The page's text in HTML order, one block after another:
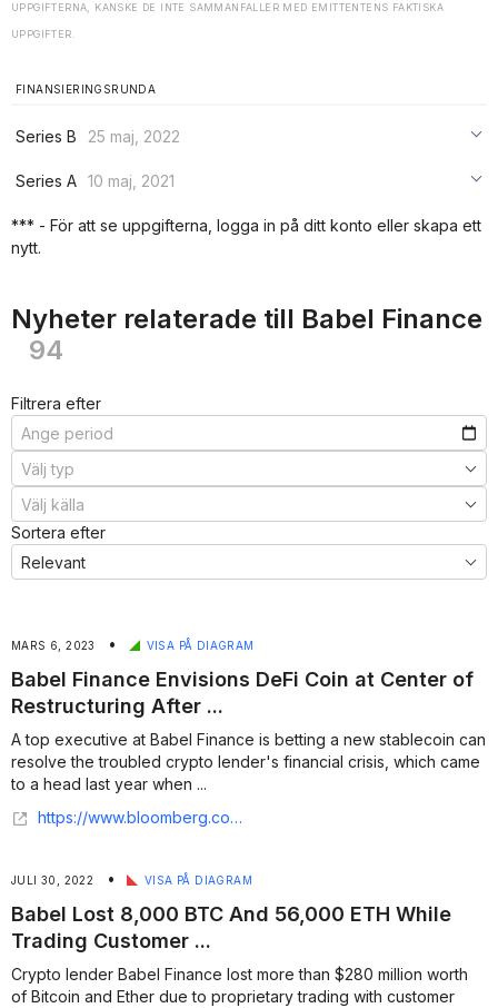
UPPGIFTERNA, KANSKE DE INTE SAMMANFALLER MED EMITTENTENS FAKTISKA
UPPGIFTER.
FINANSIERINGSRUNDA
Series B
25 maj, 2022
***
Series A 10 maj, 2021
***
*** - För att se uppgifterna, logga in på ditt konto eller skapa ett
nytt.
Nyheter relaterade till Babel Finance
94
Filtrera efter
Sortera efter
MARS 6, 2023 • VISA PÅ DIAGRAM
Babel Finance Envisions DeFi Coin at Center of
Restructuring After ...
A top executive at Babel Finance is betting a new stablecoin can
resolve the troubled crypto lender's financial crisis, which came
to a head last year when ...
https://www.bloomberg.com/news/articles/2023-03-05/babel-finance-envisions-defi-coin-at-center-of-restructuring-after-huge-loss
JULI 30, 2022 • VISA PÅ DIAGRAM
Babel Lost 8,000 BTC And 56,000 ETH While
Trading Customer ...
Crypto lender Babel Finance lost more than $280 million worth
of Bitcoin and Ether due to proprietary trading with customer